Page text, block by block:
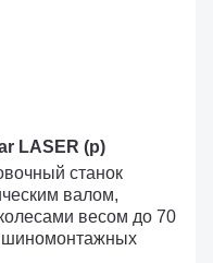
LASER (p)
станок
валом,
весом до 70
шиномонтажных